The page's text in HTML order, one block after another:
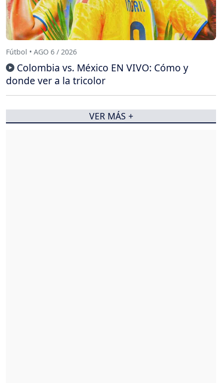
Fútbol • AGO 6 / 2026
Colombia vs. México EN VIVO: Cómo y
donde ver a la tricolor
VER MÁS +